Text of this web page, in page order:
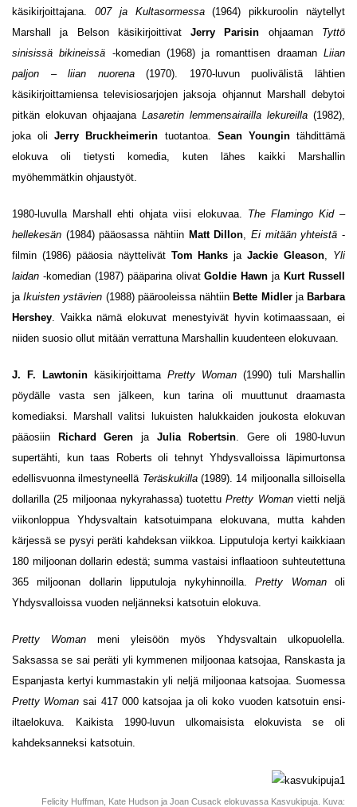
käsikirjoittajana. 007 ja Kultasormessa(1964) pikkuroolin näytellyt
Marshall ja Belson käsikirjoittivatJerry Parisin ohjaaman Tyttö
sinisissä bikineissä -komedian (1968) ja romanttisen draamanLiian
paljon – liian nuorena(1970). 1970-luvun puolivälistä lähtien
käsikirjoittamiensa televisiosarjojen jaksoja ohjannut Marshall debytoi
pitkän elokuvan ohjaajana Lasaretin lemmensairailla lekureilla (1982),
joka oliJerry Bruckheimerin tuotantoa. Sean Youngintähdittämä
elokuva oli tietysti komedia, kuten lähes kaikki Marshallin
myöhemmätkin ohjaustyöt.
1980-luvulla Marshall ehti ohjata viisi elokuvaa. The Flamingo Kid –
hellekesän (1984) pääosassa nähtiin Matt Dillon,Ei mitään yhteistä-
filmin (1986) pääosia näyttelivät Tom HanksjaJackie Gleason, Yli
laidan -komedian (1987) pääparina olivatGoldie Hawnja Kurt Russell
jaIkuisten ystävien (1988) päärooleissa nähtiin Bette Midler ja Barbara
Hershey. Vaikka nämä elokuvat menestyivät hyvin kotimaassaan, ei
niiden suosio ollut mitään verrattuna Marshallin kuudenteen elokuvaan.
J. F. Lawtonin käsikirjoittama Pretty Woman (1990) tuli Marshallin
pöydälle vasta sen jälkeen, kun tarina oli muuttunut draamasta
komediaksi. Marshall valitsi lukuisten halukkaiden joukosta elokuvan
pääosiin
Richard Geren ja Julia Robertsin. Gere oli 1980-luvun
supertähti, kun taas Roberts oli tehnyt Yhdysvalloissa läpimurtonsa
edellisvuonna ilmestyneellä Teräskukilla(1989). 14 miljoonalla silloisella
dollarilla (25 miljoonaa nykyrahassa) tuotettuPretty Womanvietti neljä
viikonloppua Yhdysvaltain katsotuimpana elokuvana, mutta kahden
kärjessä se pysyi peräti kahdeksan viikkoa. Lipputuloja kertyi kaikkiaan
180 miljoonan dollarin edestä; summa vastaisi inflaatioon suhteutettuna
365 miljoonan dollarin lipputuloja nykyhinnoilla. Pretty Womanoli
Yhdysvalloissa vuoden neljänneksi katsotuin elokuva.
Pretty Woman meni yleisöön myös Yhdysvaltain ulkopuolella.
Saksassa se sai peräti yli kymmenen miljoonaa katsojaa, Ranskasta ja
Espanjasta kertyi kummastakin yli neljä miljoonaa katsojaa. Suomessa
Pretty Womansai 417 000 katsojaa ja oli koko vuoden katsotuin ensi-
iltaelokuva. Kaikista 1990-luvun ulkomaisista elokuvista se oli
kahdeksanneksi katsotuin.
Felicity Huffman, Kate Hudson ja Joan Cusack elokuvassa Kasvukipuja. Kuva: